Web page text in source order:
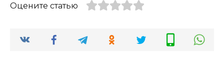
Оцените статью